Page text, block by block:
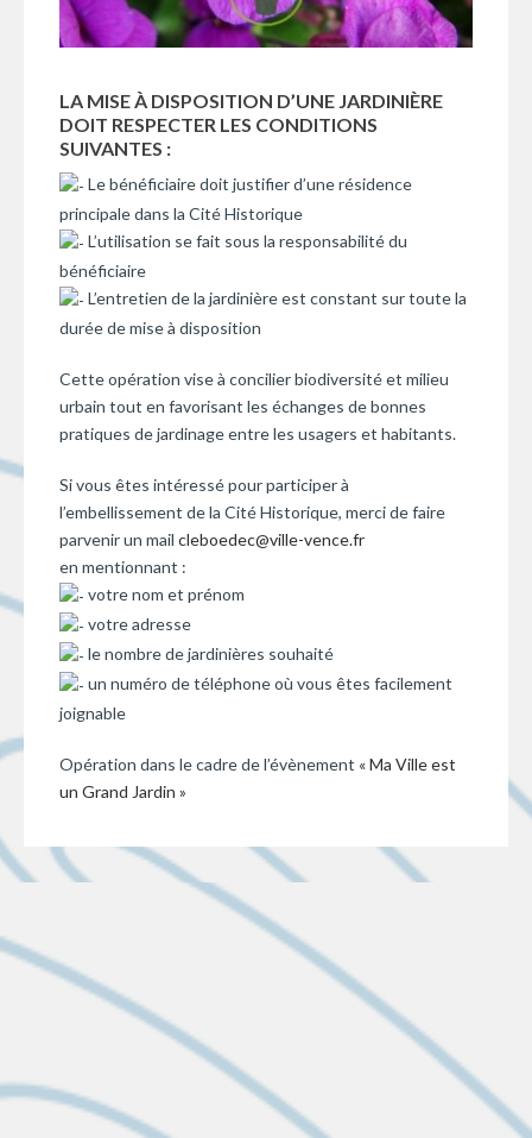
LA MISE À DISPOSITION D’UNE JARDINIÈRE
DOIT RESPECTER LES CONDITIONS
SUIVANTES :
Le bénéficiaire doit justifier d’une résidence
principale dans la Cité Historique
L’utilisation se fait sous la responsabilité du
bénéficiaire
L’entretien de la jardinière est constant sur toute la
durée de mise à disposition
Cette opération vise à concilier biodiversité et milieu
urbain tout en favorisant les échanges de bonnes
pratiques de jardinage entre les usagers et habitants.
Si vous êtes intéressé pour participer à
l’embellissement de la Cité Historique, merci de faire
parvenir un mail cleboedec@ville-vence.fr
en mentionnant :
votre nom et prénom
votre adresse
le nombre de jardinières souhaité
un numéro de téléphone où vous êtes facilement
joignable
Opération dans le cadre de l’évènement « Ma Ville est
un Grand Jardin »
LES DERNIÈRES ACTUS